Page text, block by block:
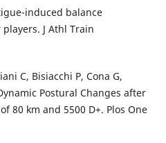
induced balance
J Athl Train
C, Bisiacchi P, Cona G,
Postural Changes after
80 km and 5500 D+. Plos One